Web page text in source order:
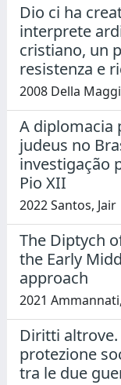
Dio ci ha
interprete
cristiano, un
resistenza e
2008 Della
A diplomacia
judeus no
investigação
Pio XII
2022 Santos, Jair
The Diptych
the Early
approach
2021
Diritti
protezione
tra le due